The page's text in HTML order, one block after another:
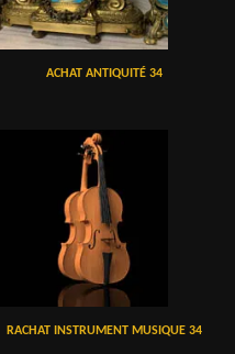
ACHAT ANTIQUITÉ 34
RACHAT INSTRUMENT MUSIQUE 34